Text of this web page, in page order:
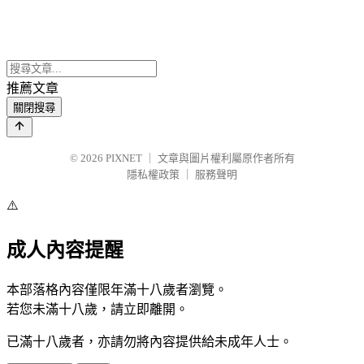
推薦文章
關閉搜尋
© 2026 PIXNET
文章與圖片權利屬原作者所有
隱私權政策
服務聲明
⚠️
成人內容提醒
本部落格內容僅限年滿十八歲者瀏覽。
若您未滿十八歲，請立即離開。
已滿十八歲者，亦請勿將內容提供給未成年人士。